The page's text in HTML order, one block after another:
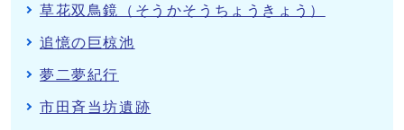
草花双鳥鏡（そうかそうちょうきょう）
追憶の巨椋池
夢二夢紀行
市田斉当坊遺跡